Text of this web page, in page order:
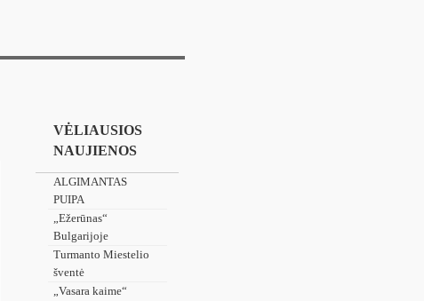
VĖLIAUSIOS
NAUJIENOS
ALGIMANTAS
PUIPA
„Ežerūnas“
Bulgarijoje
Turmanto Miestelio
šventė
„Vasara kaime“